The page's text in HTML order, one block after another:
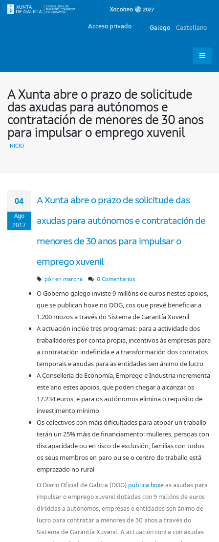
Galego Castellano
Acceso privado
A Xunta abre o prazo de solicitude
das axudas para autónomos e
contratación de menores de 30 anos
para impulsar o emprego xuvenil
INICIO
04
Ago
2017
A Xunta abre o prazo de solicitude das
axudas para autónomos e contratación de
menores de 30 anos para impulsar o
emprego xuvenil
pór en marcha 0 Comentarios
O Goberno galego inviste 9 millóns de euros nestes apoios,
que se publican hoxe no DOG, cos que prevé beneficiar a
1.200 mozos a través do Sistema de Garantía Xuvenil
A actuación inclúe tres programas: para a actividade dos
traballadores por conta propia, incentivos ás empresas para
a contratación indefinida e a transformación dos contratos
temporais e axudas para as entidades sen ánimo de lucro
A Consellería de Economía, Emprego e Industria incrementa
este ano estes apoios, que poden chegar a alcanzar os
17.234 euros, e para os autónomos elimina o requisito de
investimento mínimo
Os colectivos con máis dificultades para atopar un traballo
terán un 25% máis de financiamento: mulleres, persoas con
discapacidade ou en risco de exclusión, familias con todos
os seus membros en paro ou se o centro de traballo está
emprazado no rural
O Diario Oficial de Galicia (DOG) publica hoxe as axudas para
impulsar o emprego xuvenil dotadas con 9 millóns de euros
dirixidas a autónomos, empresas e entidades sen ánimo de
lucro para contratar a menores de 30 anos a través do
Sistema de Garantía Xuvenil. A actuación conta con axudas